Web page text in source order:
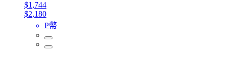
$1,744
$2,180
P幣